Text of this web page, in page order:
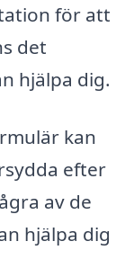
för att
det
hjälpa dig.
kan
efter
av de
hjälpa dig